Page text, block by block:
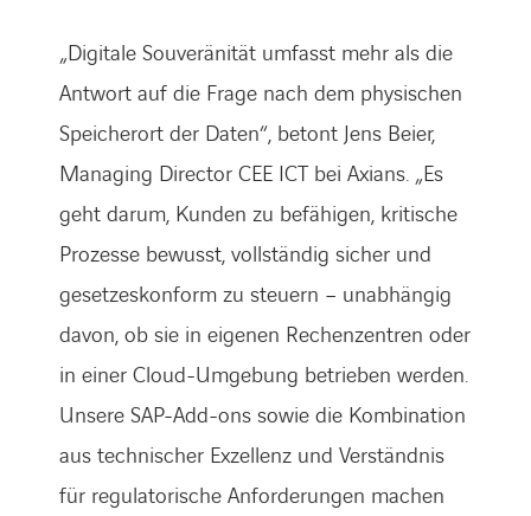
„Digitale Souveränität umfasst mehr als die
Antwort auf die Frage nach dem physischen
Speicherort der Daten“, betont Jens Beier,
Managing Director CEE ICT bei Axians. „Es
geht darum, Kunden zu befähigen, kritische
Prozesse bewusst, vollständig sicher und
gesetzeskonform zu steuern – unabhängig
davon, ob sie in eigenen Rechenzentren oder
in einer Cloud-Umgebung betrieben werden.
Unsere SAP-Add-ons sowie die Kombination
aus technischer Exzellenz und Verständnis
für regulatorische Anforderungen machen